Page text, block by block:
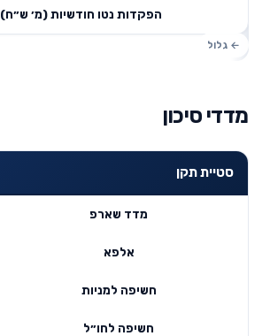
הפקדות נטו חודשיות (מ׳ ש״ח)
מדדי סיכון
סטיית תקן
מדד שארפ
אלפא
חשיפה למניות
חשיפה לחו״ל